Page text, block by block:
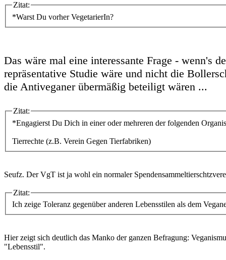
Zitat:
*Warst Du vorher VegetarierIn?
Das wäre mal eine interessante Frage - wenn's
repräsentative Studie wäre und nicht die
die Antiveganer übermäßig beteiligt wären ...
Zitat:
*Engagierst Du Dich in einer oder mehreren der folgenden
Tierrechte (z.B. Verein Gegen Tierfabriken)
Seufz. Der VgT ist ja wohl ein normaler
Zitat:
Ich zeige Toleranz gegenüber anderen Lebensstilen als dem
Hier zeigt sich deutlich das Manko der ganzen Befragung:
"Lebensstil".